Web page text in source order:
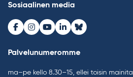
Sosiaalinen media
Facebook
Instagram
Youtube
LinkedInBluesky
Palvelunumeromme
ma–pe kello 8.30–15, ellei toisin mainita